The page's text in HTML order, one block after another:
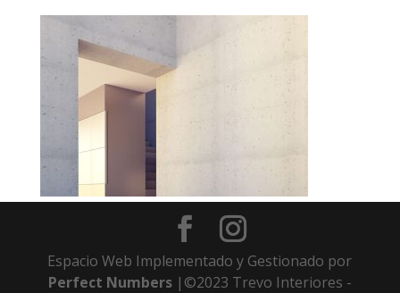
Espacio Web Implementado y Gestionado por
Perfect Numbers|©2023 Trevo Interiores -